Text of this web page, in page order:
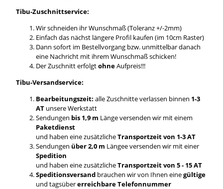
Tibu-Zuschnittservice:
Wir schneiden ihr Wunschmaß (Toleranz +/-2mm)
Einfach das nächst längere Profil kaufen (im 10cm Raster)
Dann sofort im Bestellvorgang bzw. unmittelbar danach
eine Nachricht mit ihrem Wunschmaß schicken!
Der Zuschnitt erfolgtohneAufpreis!!!
Tibu-Versandservice:
Bearbeitungszeit: alle Zuschnitte verlassen binnen 1-3
AT unsere Werkstatt
Sendungen bis 1,9 m Länge versenden wir mit einem
Paketdienst
und haben eine zusätzlicheTransportzeit von 1-3 AT
Sendungen über 2,0 m Längee versenden wir mit einer
Spedition
und haben eine zusätzlicheTransportzeit von 5 - 15 AT
Speditionsversandbrauchen wir von Ihnen einegültige
und tagsübererreichbare Telefonnummer